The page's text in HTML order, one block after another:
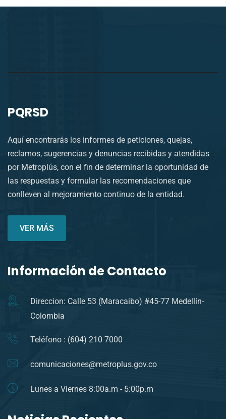
PQRSD
Aquí encontrarás los informes de peticiones, quejas,
reclamos, sugerencias y denuncias recibidas y atendidas
por Metroplús, con el fin de determinar la oportunidad de
las respuestas y formular las recomendaciones que
conlleven al mejoramiento continuo de la entidad.
VER MÁS
Información de Contacto
Direccion: Calle 53 (Maracaibo) #45-77 Medellín-
Colombia
Teléfono : (604) 210 7000
comunicaciones@metroplus.gov.co
Lunes a Viernes 8:00a.m - 5:00p.m